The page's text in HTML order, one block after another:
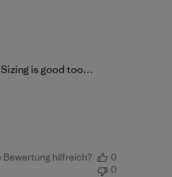
is good too…
Bewertung hilfreich?
0
0